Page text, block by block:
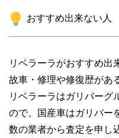
おすすめ出来ない人
リベラーラがおすすめ出
故車・修理や修復歴があ
リベラーラはガリバーグ
ので、国産車はガリバー
数の業者から査定を申し